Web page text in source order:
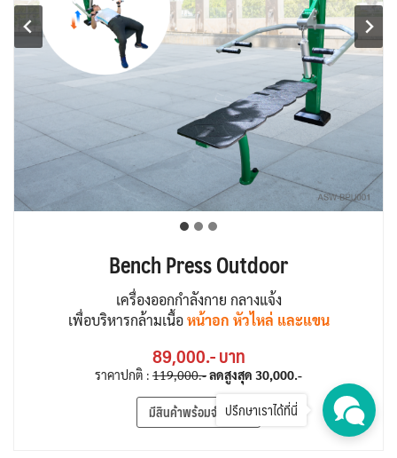
Bench Press Outdoor
เครื่องออกกำลังกาย กลางแจ้ง
เพื่อบริหารกล้ามเนื้อหน้าอก หัวไหล่ และแขน
89,000.- บาท
ราคาปกติ : 119,000.-ลดสูงสุด 30,000.-
มีสินค้าพร้อมจำหน่ายปรึกษาเราได้ที่นี่